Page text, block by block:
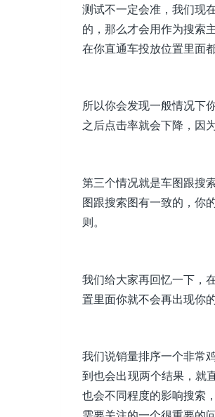
测试不一定会准，我们现
的，那么才会用作为搜索
在你直通车投放位置里面
所以你会发现一般情况下
之后点击率就会下降，因
第三个情况就是车图跟搜
图跟搜索图有一致的，你
则。
我们给大家再回忆一下，
置里面你就不会再出现你
我们说销量排序一个非常
到也会出现两个结果，就
也会不同程度的影响搜索